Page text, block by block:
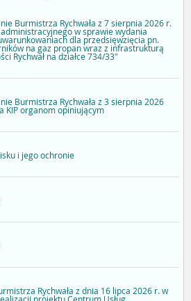
Burmistrza Rychwała z 7 sierpnia 2026 r.
w sprawie wydania
dla przedsięwzięcia pn.
na gaz propan wraz z infrastrukturą
Rychwał na działce 734/33"
Burmistrza Rychwała z 3 sierpnia 2026
KIP organom opiniującym
i jego ochronie
Rychwała z dnia 16 lipca 2026 r. w